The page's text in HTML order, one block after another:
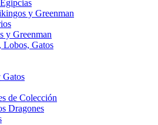
y Greenman
y Greenman
Lobos, Gatos
de Colección
Dragones